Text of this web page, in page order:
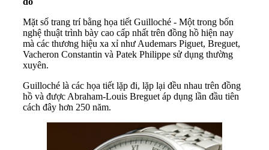
Mặt số trang trí bằng họa tiết Guilloché - Một trong bốn
nghệ thuật trình bày cao cấp nhất trên đồng hồ hiện nay
mà các thương hiệu xa xỉ như Audemars Piguet, Breguet,
Vacheron Constantin và Patek Philippe sử dụng thường
xuyên.
Guilloché là các họa tiết lặp đi, lặp lại đều nhau trên đồng
hồ và được Abraham-Louis Breguet áp dụng lần đầu tiên
cách đây hơn 250 năm.